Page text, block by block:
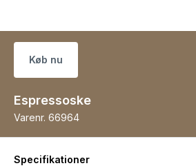
Køb nu
Espressoske
Varenr. 66964
Specifikationer